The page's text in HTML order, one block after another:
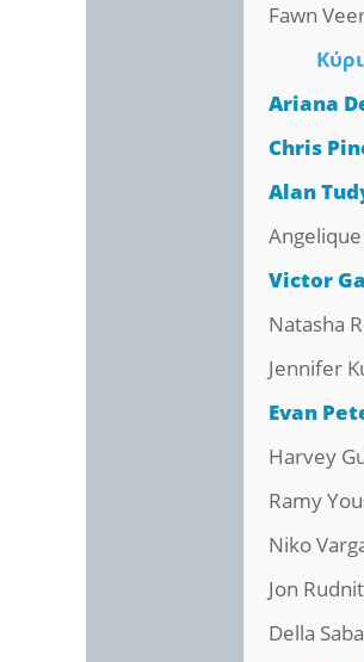
Fawn
Ariana
Chris
Alan
Victor
Natasha
Jennifer
Evan
Harvey
Ramy
Niko
Jon
Della